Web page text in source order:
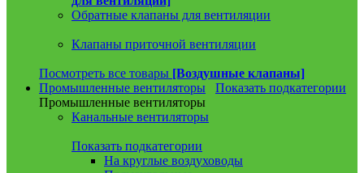
Обратные клапаны для вентиляции
Клапаны приточной вентиляции
Посмотреть все товары [Воздушные клапаны]
Промышленные вентиляторы
Показать подкатегории
Промышленные вентиляторы
Канальные вентиляторы
Показать подкатегории
На круглые воздуховоды